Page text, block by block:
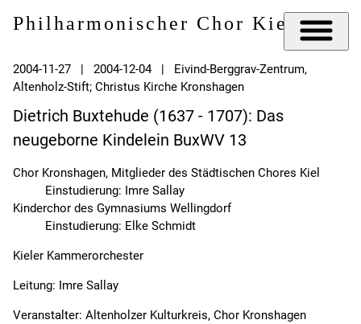
Philharmonischer Chor Kiel e.V.
2004-11-27 | 2004-12-04 | Eivind-Berggrav-Zentrum,
Altenholz-Stift; Christus Kirche Kronshagen
Dietrich Buxtehude (1637 - 1707): Das
neugeborne Kindelein BuxWV 13
Chor Kronshagen, Mitglieder des Städtischen Chores Kiel
Einstudierung: Imre Sallay
Kinderchor des Gymnasiums Wellingdorf
Einstudierung: Elke Schmidt
Kieler Kammerorchester
Leitung: Imre Sallay
Veranstalter: Altenholzer Kulturkreis, Chor Kronshagen